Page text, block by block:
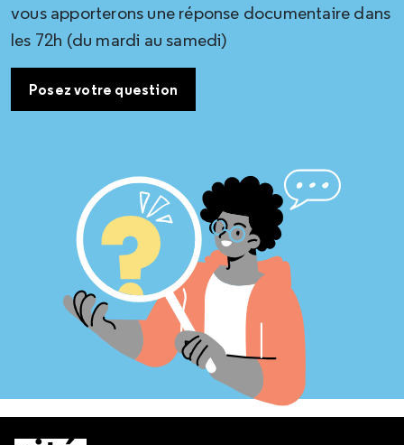
vous apporterons une réponse documentaire dans
les 72h (du mardi au samedi)
Posez votre question